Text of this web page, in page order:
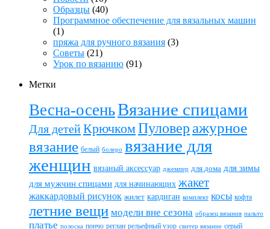
Образцы (40)
Программное обеспечение для вязальных машин
(1)
пряжа для ручного вязания (3)
Советы (21)
Урок по вязанию (91)
Метки
Весна-осеньВязание спицами
Для детейКрючкомПуловер ажурное
вязание белый болеро вязание для
женщин вязаный аксессуар джемпер для дома для зимы
для мужчин спицами для начинающих жакет
жаккардовый рисунок жилет кардиган комплект косы кофта
летние вещи модели вне сезона образец вязания пальто
платье полоска пончо реглан рельефный узор свитер вязание серый